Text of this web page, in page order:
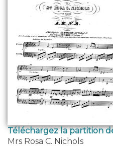
Téléchargez la partition
Mrs Rosa C. Nichols